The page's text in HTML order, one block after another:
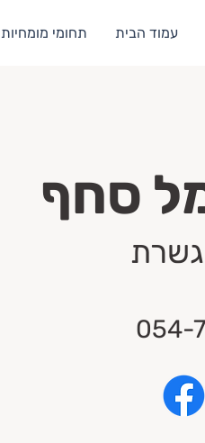
עמוד הבית תחומי מומחיות
סחף
054-